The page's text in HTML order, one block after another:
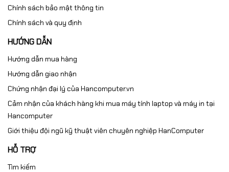
Chính sách bảo mật thông tin
Chính sách và quy định
HƯỚNG DẪN
Hướng dẫn mua hàng
Hướng dẫn giao nhận
Chứng nhận đại lý của Hancomputer.vn
Cảm nhận của khách hàng khi mua máy tính laptop và máy in tại
Hancomputer
Giới thiệu đội ngũ kỹ thuật viên chuyên nghiệp HanComputer
HỖ TRỢ
Tìm kiếm